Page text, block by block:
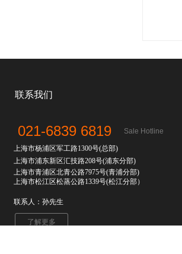
021-6839 6819
上海市杨浦区军工路1300号(总部)
上海市浦东新区汇技路208号(浦东分部)
上海市青浦区北青公路7975号(青浦分部)
上海市松江区松蒸公路1339号(松江分部）
联系人：孙先生
联系我们
Sale Hotline
了解更多